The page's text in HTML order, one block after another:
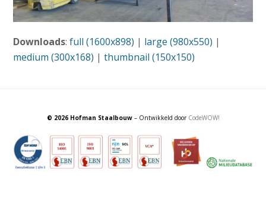
Downloads:full (1600x898) | large (980x550) |
medium (300x168) |thumbnail (150x150)
© 2026 Hofman Staalbouw– Ontwikkeld door CodeWOW!